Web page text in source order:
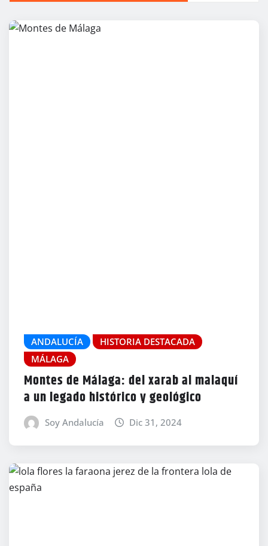
ANDALUCÍA
HISTORIA DESTACADA
MÁLAGA
Montes de Málaga: del xarab al malaquí
a un legado histórico y geológico
Soy Andalucía Dic 31, 2024